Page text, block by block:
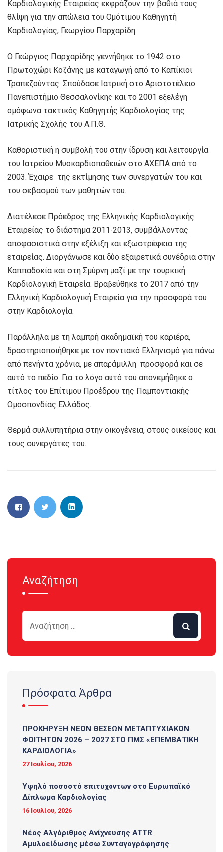
Καρδιολογικής Εταιρείας εκφράζουν την βαθιά τους
θλίψη για την απώλεια του Ομότιμου Καθηγητή
Καρδιολογίας, Γεωργίου Παρχαρίδη.
Ο Γεώργιος Παρχαρίδης γεννήθηκε το 1942 στο
Πρωτοχώρι Κοζάνης με καταγωγή από το Καπίκιοϊ
Τραπεζούντας. Σπούδασε Ιατρική στο Αριστοτέλειο
Πανεπιστήμιο Θεσσαλονίκης και το 2001 εξελέγη
ομόφωνα τακτικός Καθηγητής Καρδιολογίας της
Ιατρικής Σχολής του Α.Π.Θ.
Καθοριστική η συμβολή του στην ίδρυση και λειτουργία
του Ιατρείου Μυοκαρδιοπαθειών στο ΑΧΕΠΑ από το
2003. Έχαιρε της εκτίμησης των συνεργατών του και
του σεβασμού των μαθητών του.
Διατέλεσε Πρόεδρος της Ελληνικής Καρδιολογικής
Εταιρείας το διάστημα 2011-2013, συμβάλλοντας
αποφασιστικά στην εξέλιξη και εξωστρέφεια της
εταιρείας. Διοργάνωσε και δύο εξαιρετικά συνέδρια στην
Καππαδοκία και στη Σμύρνη μαζί με την τουρκική
Καρδιολογική Εταιρεία. Βραβεύθηκε το 2017 από την
Ελληνική Καρδιολογική Εταιρεία για την προσφορά του
στην Καρδιολογία.
Παράλληλα με τη λαμπρή ακαδημαϊκή του καριέρα,
δραστηριοποιήθηκε με τον ποντιακό Ελληνισμό για πάνω
από πενήντα χρόνια, με απαράμιλλη προσφορά και σε
αυτό το πεδίο. Για το λόγο αυτό του απονεμήθηκε ο
τίτλος του Επίτιμου Προέδρου της Παμποντιακής
Ομοσπονδίας Ελλάδος.
Θερμά συλλυπητήρια στην οικογένεια, στους οικείους και
τους συνεργάτες του.
Αναζήτηση
Πρόσφατα Άρθρα
ΠΡΟΚΗΡΥΞΗ ΝΕΩΝ ΘΕΣΕΩΝ ΜΕΤΑΠΤΥΧΙΑΚΩΝ
ΦΟΙΤΗΤΩΝ 2026 – 2027 ΣΤΟ ΠΜΣ «ΕΠΕΜΒΑΤΙΚΗ
ΚΑΡΔΙΟΛΟΓΙΑ»
27 Ιουλίου, 2026
Υψηλό ποσοστό επιτυχόντων στο Ευρωπαϊκό
Δίπλωμα Καρδιολογίας
16 Ιουλίου, 2026
Νέος Αλγόριθμος Ανίχνευσης ATTR
Αμυλοείδωσης μέσω Συνταγογράφησης